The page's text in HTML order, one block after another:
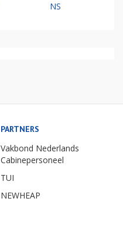
NS
PARTNERS
Vakbond Nederlands
Cabinepersoneel
TUI
NEWHEAP